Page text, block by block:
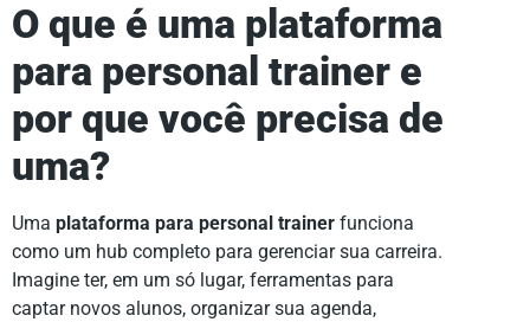
O que é uma plataforma
para personal trainer e
por que você precisa de
uma?
Uma plataforma para personal trainer funciona
como um hub completo para gerenciar sua carreira.
Imagine ter, em um só lugar, ferramentas para
captar novos alunos, organizar sua agenda,